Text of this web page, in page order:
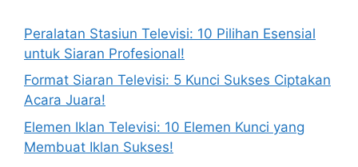
Peralatan Stasiun Televisi: 10 Pilihan Esensial
untuk Siaran Profesional!
Format Siaran Televisi: 5 Kunci Sukses Ciptakan
Acara Juara!
Elemen Iklan Televisi: 10 Elemen Kunci yang
Membuat Iklan Sukses!